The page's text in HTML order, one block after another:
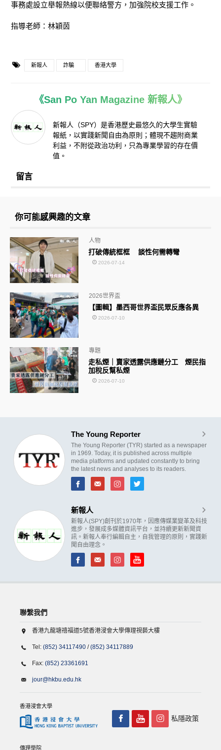
事務處設立舉報熱線以便聯絡警方，加強院校支援工作。
指導老師：林穎茵
新報人 詐騙 香港大學
《San Po Yan Magazine 新報人》
新報人（SPY）是香港歷史最悠久的大學生實驗
報紙，以實踐新聞自由為原則；體現不趨附商業
利益，不附從政治功利，只為專業學習的存在價
值。
留言
你可能感興趣的文章
打破傳統框框 談性何需轉彎
人物
2026-07-14
【圖輯】墨西哥世界盃民眾反應各異
2026世界盃
2026-07-10
走私煙｜賣家透露供應鏈分工 煙民指
加稅反幫私煙
專題
2026-07-10
The Young Reporter
The Young Reporter (TYR) started as a newspaper
in 1969. Today, it is published across multiple
media platforms and updated constantly to bring
the latest news and analyses to its readers.
新報人
新報人(SPY)創刊於1970年，因應傳媒業變革及科技
進步，發展成多媒體資訊平台，並持續更新新聞資
訊。新報人奉行編輯自主，自我管理的原則，實踐新
聞自由理念。
聯繫我們
香港九龍塘禧福道5號香港浸會大學傳理視藝大樓
Tel: (852) 34117490 /(852) 34117889
Fax: (852) 23361691
jour@hkbu.edu.hk
香港浸會大學
傳理學院
私隱政策